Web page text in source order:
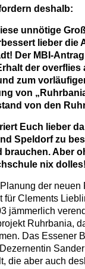
deshalb:
unnötige
lieber die
Der MBI-
der overflies
zum
von
von den
Euch lieber
Speldorf zu
brauchen. Aber
nix
der
für Clements
jämmerlich
Ruhrbania,
Das Essener
Dezernentin
die aber auch